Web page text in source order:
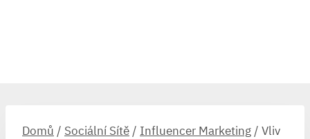
Domů / Sociální Sítě / Influencer Marketing / Vliv